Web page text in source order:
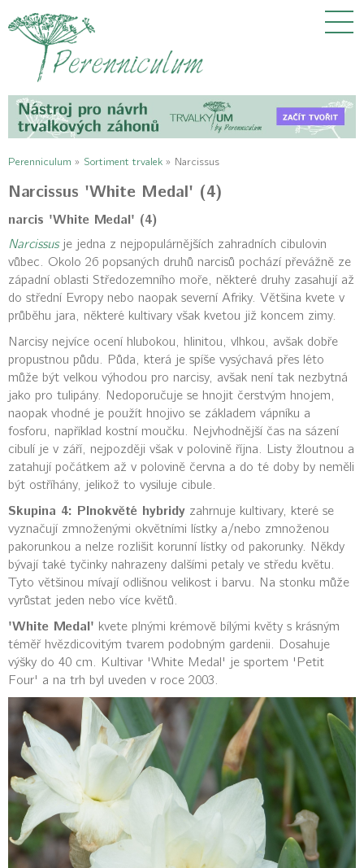
Perenniculum » Sortiment trvalek » Narcissus
Narcissus 'White Medal' (4)
narcis 'White Medal' (4)
Narcissusje jedna z nejpopulárnějších zahradních cibulovin
vůbec. Okolo 26 popsaných druhů narcisů pochází převážně ze
západní oblasti Středozemního moře, některé druhy zasahují až
do střední Evropy nebo naopak severní Afriky. Většina kvete v
průběhu jara, některé kultivary však kvetou již koncem zimy.
Narcisy nejvíce ocení hlubokou, hlinitou, vlhkou, avšak dobře
propustnou půdu. Půda, která je spíše vysýchavá přes léto
může být velkou výhodou pro narcisy, avšak není tak nezbytná
jako pro tulipány. Nedoporučuje se hnojit čerstvým hnojem,
naopak vhodné je použít hnojivo se základem vápníku a
fosforu, například kostní moučku. Nejvhodnější čas na sázení
cibulí je v září, nejpozději však v polovině října. Listy žloutnou a
zatahují počátkem až v polovině června a do té doby by neměli
být ostříhány, jelikož to vysiluje cibule.
Skupina 4: Plnokvěté hybridy zahrnuje kultivary, které se
vyznačují zmnoženými okvětními lístky a/nebo zmnoženou
pakorunkou a nelze rozlišit korunní lístky od pakorunky. Někdy
bývají také tyčinky nahrazeny dalšími petaly ve středu květu.
Tyto většinou mívají odlišnou velikost i barvu. Na stonku může
vyrůstat jeden nebo více květů.
'White Medal' kvete plnými krémově bílými květy s krásným
téměř hvězdicovitým tvarem podobným gardenii. Dosahuje
výšky do 40 cm. Kultivar 'White Medal' je sportem 'Petit
Four' a na trh byl uveden v roce 2003.